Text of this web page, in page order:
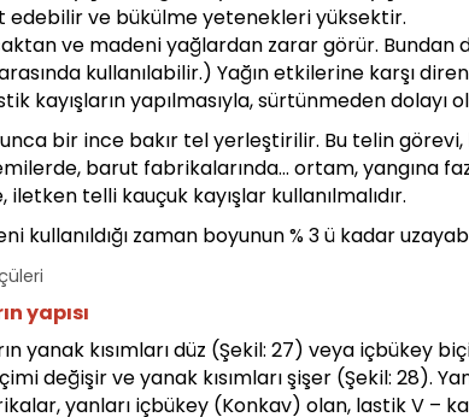
edebilir ve bükülme yetenekleri yüksektir.
ve madeni yağlardan zarar görür. Bundan
arasında kullanılabilir.) Yağın etkilerine karşı
kayışların yapılmasıyla, sürtünmeden
bir ince bakır tel yerleştirilir. Bu telin
barut fabrikalarında… ortam, yangına
iletken telli kauçuk kayışlar kullanılmalıdır.
kullanıldığı zaman boyunun % 3 ü kadar
yapısı
yanak kısımları düz (Şekil: 27) veya içbükey
değişir ve yanak kısımları şişer (Şekil: 28).
yanları içbükey (Konkav) olan, lastik V –